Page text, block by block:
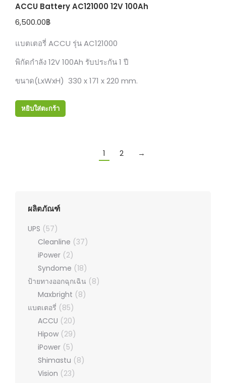
ACCU Battery AC121000 12V 100Ah
6,500.00฿
แบตเตอรี่ ACCU รุ่น AC121000
พิกัดกำลัง 12V 100Ah รับประกัน 1 ปี
ขนาด(LxWxH) 330 x 171 x 220 mm.
หยิบใส่ตะกร้า
1 2 →
ผลิตภัณฑ์
UPS (57)
Cleanline (37)
iPower (2)
Syndome (18)
ป้ายทางออกฉุกเฉิน (8)
Maxbright (8)
แบตเตอรี่ (85)
ACCU (20)
Hipow (29)
iPower (5)
Shimastu (8)
Vision (23)